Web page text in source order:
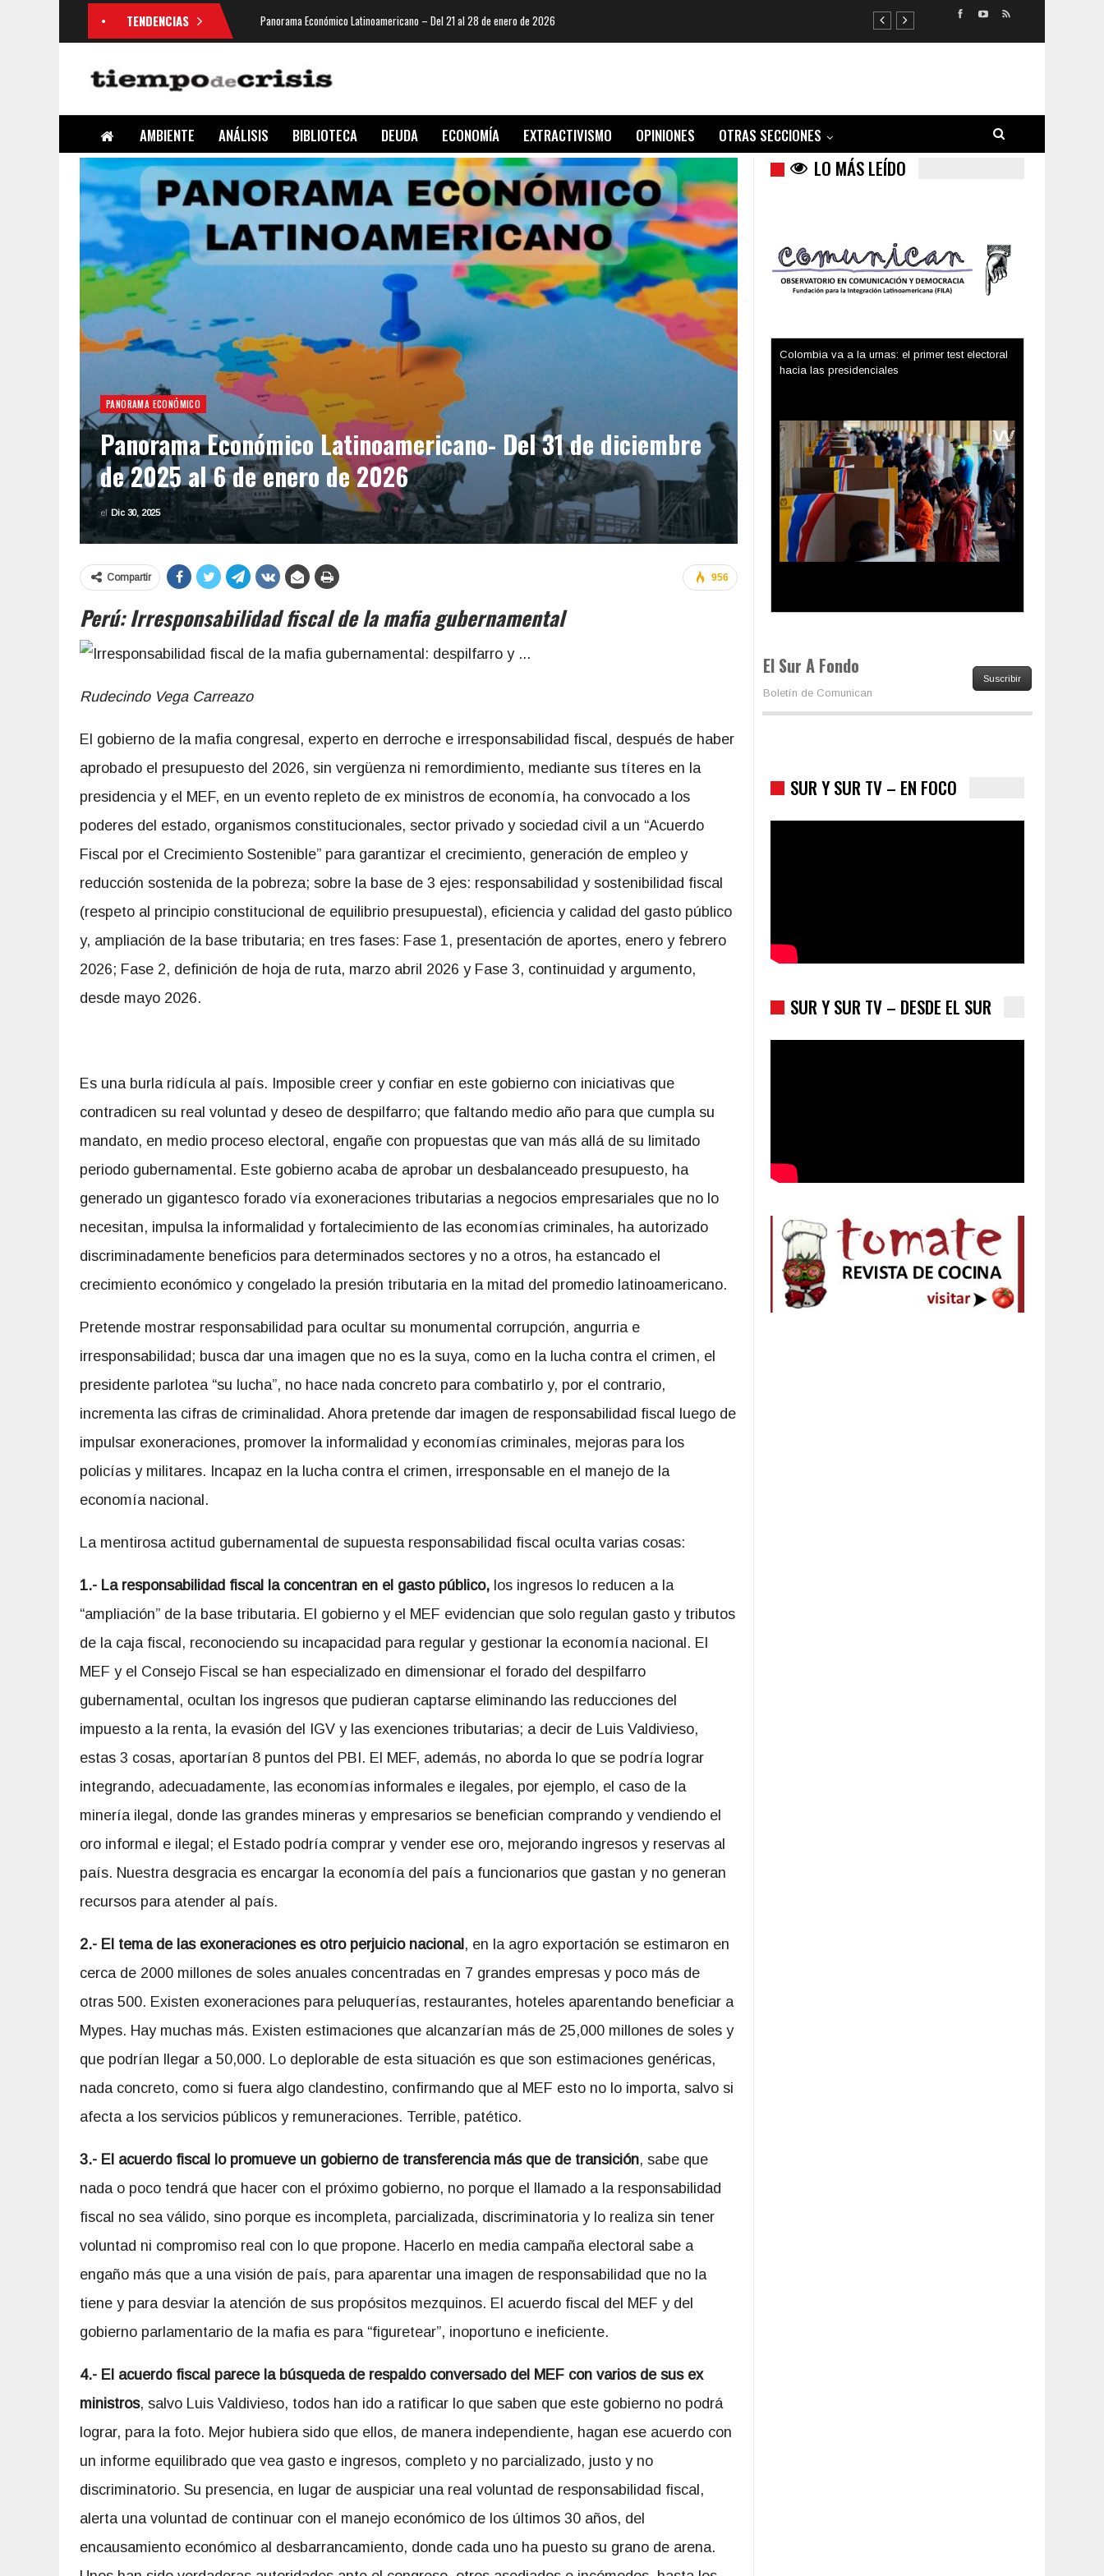
TENDENCIAS Panorama Económico Latinoamericano – Del 21 al 28 de enero de 2026
AMBIENTE ANÁLISIS BIBLIOTECA DEUDA ECONOMÍA EXTRACTIVISMO OPINIONES OTRAS SECCIONES
PANORAMA ECONÓMICO
Panorama Económico Latinoamericano- Del 31 de diciembre
de 2025 al 6 de enero de 2026
el Dic 30, 2025
956
Compartir
Perú: Irresponsabilidad fiscal de la mafia gubernamental
Rudecindo Vega Carreazo
El gobierno de la mafia congresal, experto en derroche e irresponsabilidad fiscal, después de haber
aprobado el presupuesto del 2026, sin vergüenza ni remordimiento, mediante sus títeres en la
presidencia y el MEF, en un evento repleto de ex ministros de economía, ha convocado a los
poderes del estado, organismos constitucionales, sector privado y sociedad civil a un “Acuerdo
Fiscal por el Crecimiento Sostenible” para garantizar el crecimiento, generación de empleo y
reducción sostenida de la pobreza; sobre la base de 3 ejes: responsabilidad y sostenibilidad fiscal
(respeto al principio constitucional de equilibrio presupuestal), eficiencia y calidad del gasto público
y, ampliación de la base tributaria; en tres fases: Fase 1, presentación de aportes, enero y febrero
2026; Fase 2, definición de hoja de ruta, marzo abril 2026 y Fase 3, continuidad y argumento,
desde mayo 2026.
Es una burla ridícula al país. Imposible creer y confiar en este gobierno con iniciativas que
contradicen su real voluntad y deseo de despilfarro; que faltando medio año para que cumpla su
mandato, en medio proceso electoral, engañe con propuestas que van más allá de su limitado
periodo gubernamental. Este gobierno acaba de aprobar un desbalanceado presupuesto, ha
generado un gigantesco forado vía exoneraciones tributarias a negocios empresariales que no lo
necesitan, impulsa la informalidad y fortalecimiento de las economías criminales, ha autorizado
discriminadamente beneficios para determinados sectores y no a otros, ha estancado el
crecimiento económico y congelado la presión tributaria en la mitad del promedio latinoamericano.
Pretende mostrar responsabilidad para ocultar su monumental corrupción, angurria e
irresponsabilidad; busca dar una imagen que no es la suya, como en la lucha contra el crimen, el
presidente parlotea “su lucha”, no hace nada concreto para combatirlo y, por el contrario,
incrementa las cifras de criminalidad. Ahora pretende dar imagen de responsabilidad fiscal luego de
impulsar exoneraciones, promover la informalidad y economías criminales, mejoras para los
policías y militares. Incapaz en la lucha contra el crimen, irresponsable en el manejo de la
economía nacional.
La mentirosa actitud gubernamental de supuesta responsabilidad fiscal oculta varias cosas:
1.- La responsabilidad fiscal la concentran en el gasto público, los ingresos lo reducen a la
“ampliación” de la base tributaria. El gobierno y el MEF evidencian que solo regulan gasto y tributos
de la caja fiscal, reconociendo su incapacidad para regular y gestionar la economía nacional. El
MEF y el Consejo Fiscal se han especializado en dimensionar el forado del despilfarro
gubernamental, ocultan los ingresos que pudieran captarse eliminando las reducciones del
impuesto a la renta, la evasión del IGV y las exenciones tributarias; a decir de Luis Valdivieso,
estas 3 cosas, aportarían 8 puntos del PBI. El MEF, además, no aborda lo que se podría lograr
integrando, adecuadamente, las economías informales e ilegales, por ejemplo, el caso de la
minería ilegal, donde las grandes mineras y empresarios se benefician comprando y vendiendo el
oro informal e ilegal; el Estado podría comprar y vender ese oro, mejorando ingresos y reservas al
país. Nuestra desgracia es encargar la economía del país a funcionarios que gastan y no generan
recursos para atender al país.
2.- El tema de las exoneraciones es otro perjuicio nacional, en la agro exportación se estimaron en
cerca de 2000 millones de soles anuales concentradas en 7 grandes empresas y poco más de
otras 500. Existen exoneraciones para peluquerías, restaurantes, hoteles aparentando beneficiar a
Mypes. Hay muchas más. Existen estimaciones que alcanzarían más de 25,000 millones de soles y
que podrían llegar a 50,000. Lo deplorable de esta situación es que son estimaciones genéricas,
nada concreto, como si fuera algo clandestino, confirmando que al MEF esto no lo importa, salvo si
afecta a los servicios públicos y remuneraciones. Terrible, patético.
3.- El acuerdo fiscal lo promueve un gobierno de transferencia más que de transición, sabe que
nada o poco tendrá que hacer con el próximo gobierno, no porque el llamado a la responsabilidad
fiscal no sea válido, sino porque es incompleta, parcializada, discriminatoria y lo realiza sin tener
voluntad ni compromiso real con lo que propone. Hacerlo en media campaña electoral sabe a
engaño más que a una visión de país, para aparentar una imagen de responsabilidad que no la
tiene y para desviar la atención de sus propósitos mezquinos. El acuerdo fiscal del MEF y del
gobierno parlamentario de la mafia es para “figuretear”, inoportuno e ineficiente.
4.- El acuerdo fiscal parece la búsqueda de respaldo conversado del MEF con varios de sus ex
ministros, salvo Luis Valdivieso, todos han ido a ratificar lo que saben que este gobierno no podrá
lograr, para la foto. Mejor hubiera sido que ellos, de manera independiente, hagan ese acuerdo con
un informe equilibrado que vea gasto e ingresos, completo y no parcializado, justo y no
discriminatorio. Su presencia, en lugar de auspiciar una real voluntad de responsabilidad fiscal,
alerta una voluntad de continuar con el manejo económico de los últimos 30 años, del
encausamiento económico al desbarrancamiento, donde cada uno ha puesto su grano de arena.
LO MÁS LEÍDO
Trump y las drogas: la viga en los propios ojos
Los latinos le van dando la espalda a Trump
El Sur A Fondo
Suscribir
SUR Y SUR TV – EN FOCO
SUR Y SUR TV – DESDE EL SUR